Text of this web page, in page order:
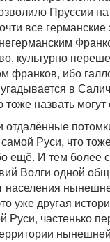
Пруссии на
все германские
культурно
франков, ибо
в
назвать могут
Руси, что
ещё. И тем
Волги одной
населения
уже другая
частенько